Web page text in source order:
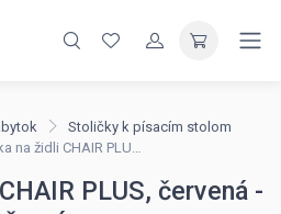
Stoličky k písacím stolom
CHAIR PLUS, červená - černá
PLUS, červená -